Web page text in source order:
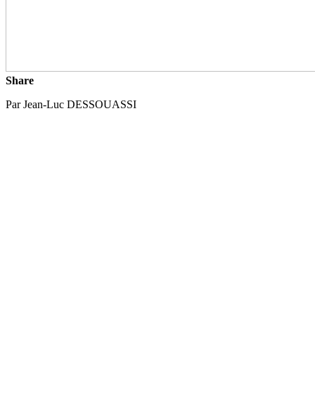
Share
Par Jean-Luc DESSOUASSI